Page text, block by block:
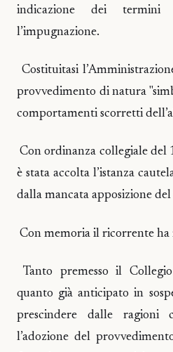
indicazione dei
l’impugnazione.
Costituitasi
provvedimento di natura
comportamenti scorretti
Con ordinanza collegiale
è stata accolta l’istanza
dalla mancata apposizione
Con memoria il ricorrente ha
Tanto premesso il
quanto già anticipato in
prescindere dalle ragioni
l’adozione del